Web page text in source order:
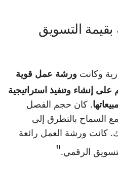
التسويق
وكانت ورشة عمل قوية
إنشاء وتنفيذ استراتيجية
. كان حجم الفصل
السماح بالتطرق إلى
كانت ورشة العمل رائعة
الرقمي.